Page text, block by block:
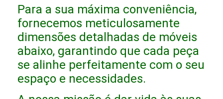
Perguntas frequentes
Converse agora
Para a sua máxima conveniência,
fornecemos meticulosamente
dimensões detalhadas de móveis
abaixo, garantindo que cada peça
se alinhe perfeitamente com o seu
espaço e necessidades.